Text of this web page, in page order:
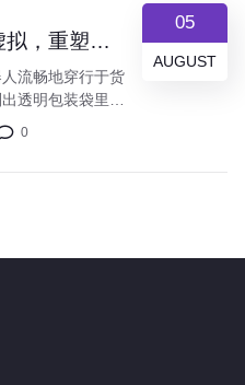
05
AUGUST
2025智脑觉醒：AI走出虚拟，重塑物理世界
流畅地穿行于货
透明包装袋里的
取易碎品放入推
——这不是科幻电
0